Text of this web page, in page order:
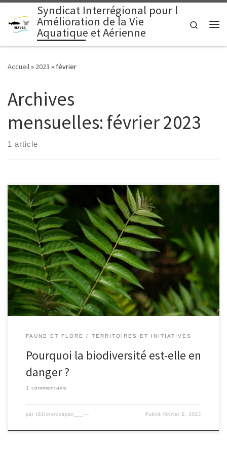
Passer au contenu
Syndicat Interrégional pour l
Amélioration de la Vie
Aquatique et Aérienne
Search
Accueil» 2023 »février
Archives
mensuelles: février 2023
1 article
La biodiversité est l’une des ressources les plus précieuses de la
planète, qui joue un rôle clé dans l’amélioration de notre qualité
de vie. De la production de médicaments naturels à la protection
contre les inondations et les tempêtes, la biodiversité est un
facteur crucial pour notre survie et notre […]
FAUNE ET FLORE TERRITOIRES ET INITIATIVES
Pourquoi la biodiversité est-elle en
danger ?
1 commentaire
par t82totonicapan___--- Publiéfévrier 2, 2023